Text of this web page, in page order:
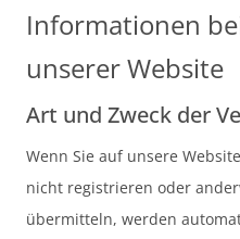
Informationen
unserer Website
Art und Zweck der
Wenn Sie auf unsere
nicht registrieren oder
übermitteln, werden